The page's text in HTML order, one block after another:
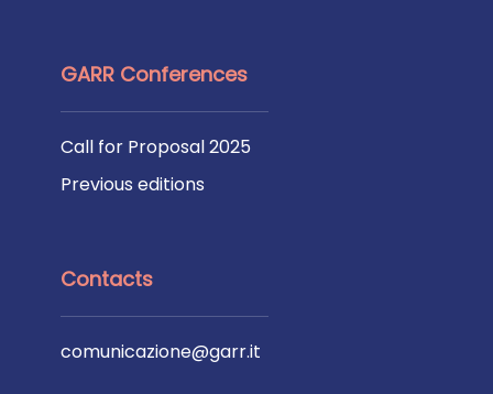
GARR Conferences
Call for Proposal 2025
Previous editions
Contacts
comunicazione@garr.it